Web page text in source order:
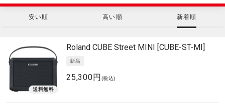
安い順 高い順 新着順
Roland CUBE Street MINI [CUBE-ST-MI]
25,300円 (税込)